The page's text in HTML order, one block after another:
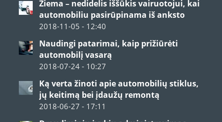
Žiema – nedidelis iššūkis vairuotojui, kai
automobiliu pasirūpinama iš anksto
2018-11-05 - 12:40
Naudingi patarimai, kaip prižiūrėti
automobilį vasarą
2018-07-24 - 10:27
Ką verta žinoti apie automobilių stiklus,
jų keitimą bei įdaužų remontą
2018-06-27 - 17:11